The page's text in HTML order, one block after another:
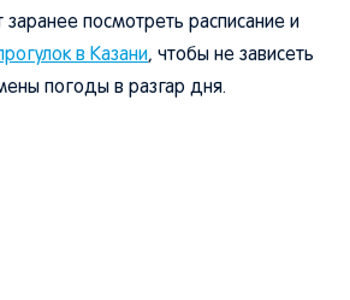
заранее посмотреть расписание и
в Казани, чтобы не зависеть
погоды в разгар дня.